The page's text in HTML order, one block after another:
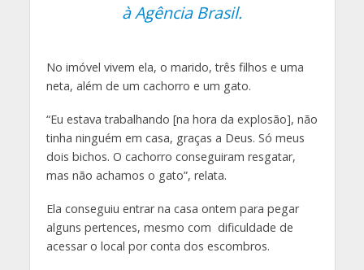
à Agência Brasil.
No imóvel vivem ela, o marido, três filhos e uma
neta, além de um cachorro e um gato.
“Eu estava trabalhando [na hora da explosão], não
tinha ninguém em casa, graças a Deus. Só meus
dois bichos. O cachorro conseguiram resgatar,
mas não achamos o gato”, relata.
Ela conseguiu entrar na casa ontem para pegar
alguns pertences, mesmo com dificuldade de
acessar o local por conta dos escombros.